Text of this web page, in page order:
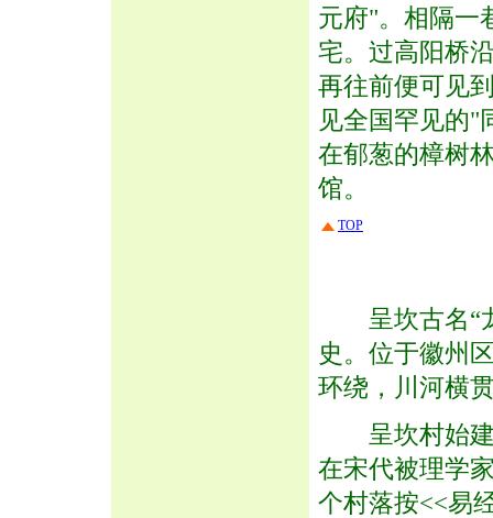
元府"。相隔一
宅。过高阳桥
再往前便可见
见全国罕见的"
在郁葱的樟树
馆。
TOP
呈坎古名“龙
史。位于徽州
环绕，川河横
呈坎村始建
在宋代被理学
个村落按<<易